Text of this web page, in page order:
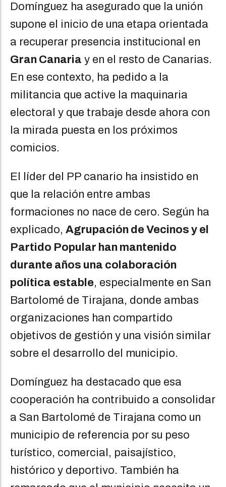
Domínguez ha asegurado que la unión
supone el inicio de una etapa orientada
a recuperar presencia institucional en
Gran Canaria y en el resto de Canarias.
En ese contexto, ha pedido a la
militancia que active la maquinaria
electoral y que trabaje desde ahora con
la mirada puesta en los próximos
comicios.
El líder del PP canario ha insistido en
que la relación entre ambas
formaciones no nace de cero. Según ha
explicado, Agrupación de Vecinos y el
Partido Popular han mantenido
durante años una colaboración
política estable, especialmente en San
Bartolomé de Tirajana, donde ambas
organizaciones han compartido
objetivos de gestión y una visión similar
sobre el desarrollo del municipio.
Domínguez ha destacado que esa
cooperación ha contribuido a consolidar
a San Bartolomé de Tirajana como un
municipio de referencia por su peso
turístico, comercial, paisajístico,
histórico y deportivo. También ha